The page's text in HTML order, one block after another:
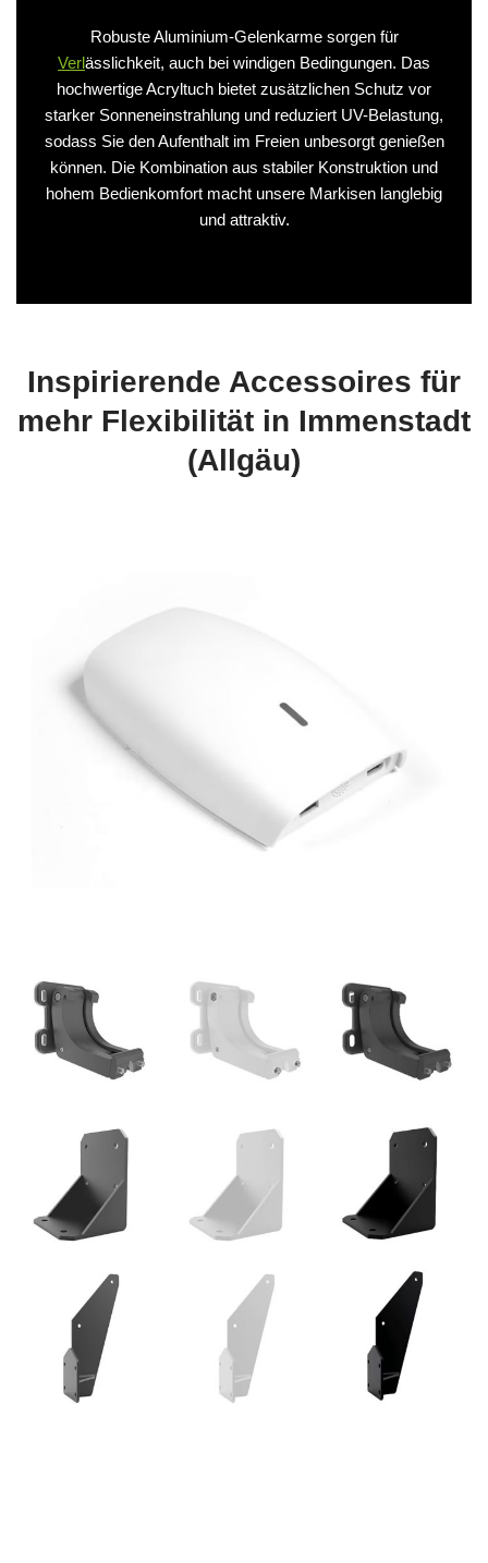
Robuste Aluminium-Gelenkarme sorgen für
Verlässlichkeit, auch bei windigen Bedingungen. Das
hochwertige Acryltuch bietet zusätzlichen Schutz vor
starker Sonneneinstrahlung und reduziert UV-Belastung,
sodass Sie den Aufenthalt im Freien unbesorgt genießen
können. Die Kombination aus stabiler Konstruktion und
hohem Bedienkomfort macht unsere Markisen langlebig
und attraktiv.
Inspirierende Accessoires für
mehr Flexibilität in Immenstadt
(Allgäu)